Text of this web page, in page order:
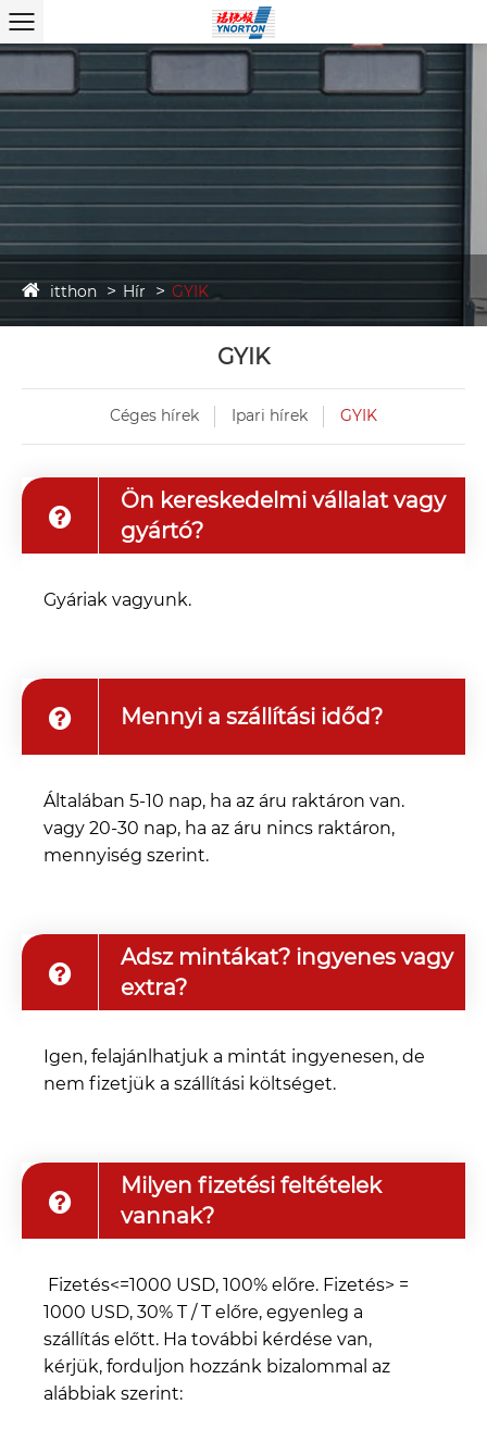
itthon Hír GYIK
GYIK
Céges hírek Ipari hírek GYIK
Ön kereskedelmi vállalat vagy
gyártó?
Gyáriak vagyunk.
Mennyi a szállítási időd?
Általában 5-10 nap, ha az áru raktáron van.
vagy 20-30 nap, ha az áru nincs raktáron,
mennyiség szerint.
Adsz mintákat? ingyenes vagy
extra?
Igen, felajánlhatjuk a mintát ingyenesen, de
nem fizetjük a szállítási költséget.
Milyen fizetési feltételek
vannak?
Fizetés<=1000 USD, 100% előre. Fizetés> =
1000 USD, 30% T / T előre, egyenleg a
szállítás előtt. Ha további kérdése van,
kérjük, forduljon hozzánk bizalommal az
alábbiak szerint: